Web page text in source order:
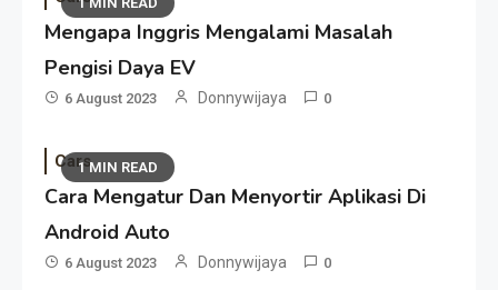
Mengapa Inggris Mengalami Masalah
Pengisi Daya EV
6 August 2023 Donnywijaya 0
1 MIN READ
Cars
Cara Mengatur Dan Menyortir Aplikasi Di
Android Auto
6 August 2023 Donnywijaya 0